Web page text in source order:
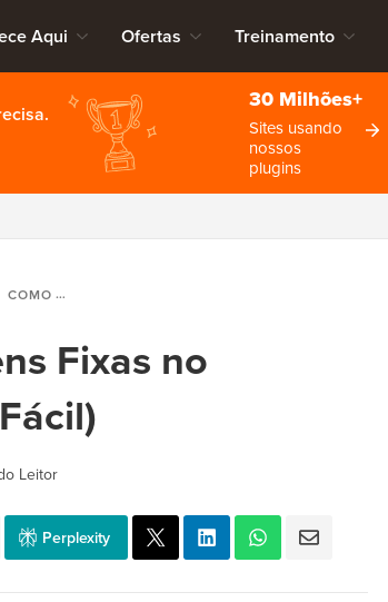
Aqui Ofertas Treinamento
30 Milhões+
Sites usando
nossos
plugins
COMO TORNAR POSTAGENS FIXAS NO WORDPRESS (RÁPIDO E FÁCIL)
Fixas no
Leitor
Perplexity